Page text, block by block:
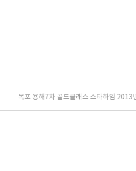
목포 용해7차 골드클래스 스타하임 2013